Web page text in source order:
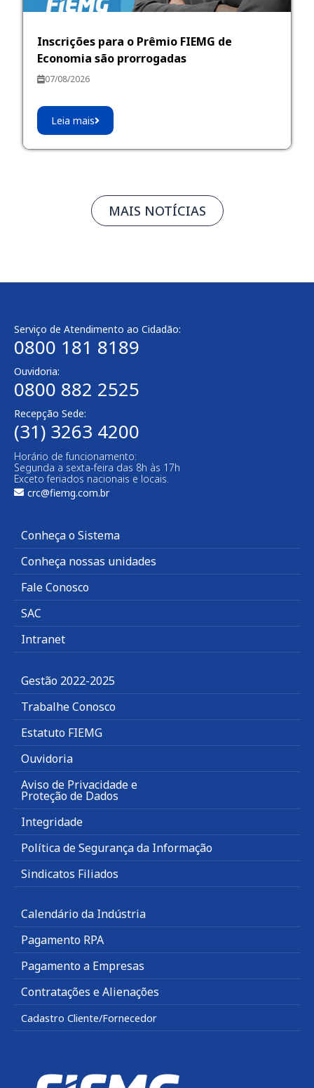
Inscrições para o Prêmio FIEMG de
Economia são prorrogadas
07/08/2026
Leia mais
MAIS NOTÍCIAS
Serviço de Atendimento ao Cidadão:
0800 181 8189
Ouvidoria:
0800 882 2525
Recepção Sede:
(31) 3263 4200
Horário de funcionamento:
Segunda a sexta-feira das 8h às 17h
Exceto feriados nacionais e locais.
crc@fiemg.com.br
Conheça o Sistema
Conheça nossas unidades
Fale Conosco
SAC
Intranet
Gestão 2022-2025
Trabalhe Conosco
Estatuto FIEMG
Ouvidoria
Aviso de Privacidade e
Proteção de Dados
Integridade
Política de Segurança da Informação
Sindicatos Filiados
Calendário da Indústria
Pagamento RPA
Pagamento a Empresas
Contratações e Alienações
Cadastro Cliente/Fornecedor